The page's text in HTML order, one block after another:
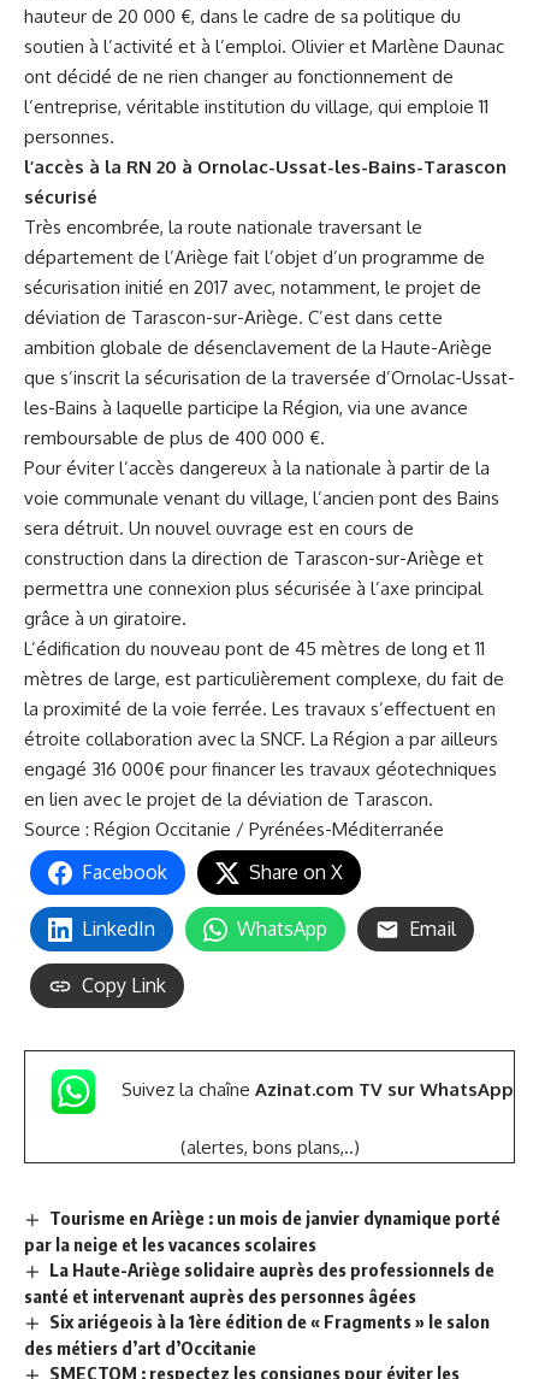
hauteur de 20 000 €, dans le cadre de sa politique du
soutien à l’activité et à l’emploi. Olivier et Marlène Daunac
ont décidé de ne rien changer au fonctionnement de
l’entreprise, véritable institution du village, qui emploie 11
personnes.
l’accès à la RN 20 à Ornolac-Ussat-les-Bains-Tarascon
sécurisé
Très encombrée, la route nationale traversant le
département de l’Ariège fait l’objet d’un programme de
sécurisation initié en 2017 avec, notamment, le projet de
déviation de Tarascon-sur-Ariège. C’est dans cette
ambition globale de désenclavement de la Haute-Ariège
que s’inscrit la sécurisation de la traversée d’Ornolac-Ussat-
les-Bains à laquelle participe la Région, via une avance
remboursable de plus de 400 000 €.
Pour éviter l’accès dangereux à la nationale à partir de la
voie communale venant du village, l’ancien pont des Bains
sera détruit. Un nouvel ouvrage est en cours de
construction dans la direction de Tarascon-sur-Ariège et
permettra une connexion plus sécurisée à l’axe principal
grâce à un giratoire.
L’édification du nouveau pont de 45 mètres de long et 11
mètres de large, est particulièrement complexe, du fait de
la proximité de la voie ferrée. Les travaux s’effectuent en
étroite collaboration avec la SNCF. La Région a par ailleurs
engagé 316 000€ pour financer les travaux géotechniques
en lien avec le projet de la déviation de Tarascon.
Source : Région Occitanie / Pyrénées-Méditerranée
Facebook Share on X
LinkedIn WhatsApp Email
Copy Link
Suivez la chaîne Azinat.com TV sur WhatsApp
(alertes, bons plans,..)
Tourisme en Ariège : un mois de janvier dynamique porté
par la neige et les vacances scolaires
La Haute-Ariège solidaire auprès des professionnels de
santé et intervenant auprès des personnes âgées
Six ariégeois à la 1ère édition de « Fragments » le salon
des métiers d’art d’Occitanie
SMECTOM : respectez les consignes pour éviter les